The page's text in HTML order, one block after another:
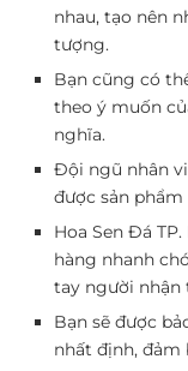
nhau, tạo nên
tượng.
Bạn cũng có
theo ý muốn
nghĩa.
Đội ngũ nhân
được sản
Hoa Sen Đá
hàng nhanh
tay người
Bạn sẽ được
nhất định, đảm